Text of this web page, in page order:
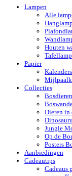
Lampen
Alle
Houten
Tafellamp
Papier
Kalenders
Collecties
Bosdieren
Dieren in
Jungle
Op de
Posters
Aanbiedingen
Cadeautips
Cadeaus